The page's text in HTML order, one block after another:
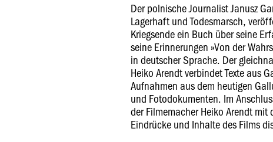
Der polnische Journalist Janusz
Lagerhaft und Todesmarsch,
Kriegsende ein Buch über seine
seine Erinnerungen »Von der
in deutscher Sprache. Der
Heiko Arendt verbindet Texte aus
Aufnahmen aus dem heutigen
und Fotodokumenten. Im
der Filmemacher Heiko Arendt
Eindrücke und Inhalte des Films